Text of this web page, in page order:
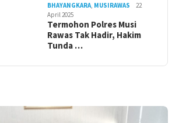
BHAYANGKARA, MUSIRAWAS
22
April 2025
Termohon Polres Musi
Rawas Tak Hadir, Hakim
Tunda …